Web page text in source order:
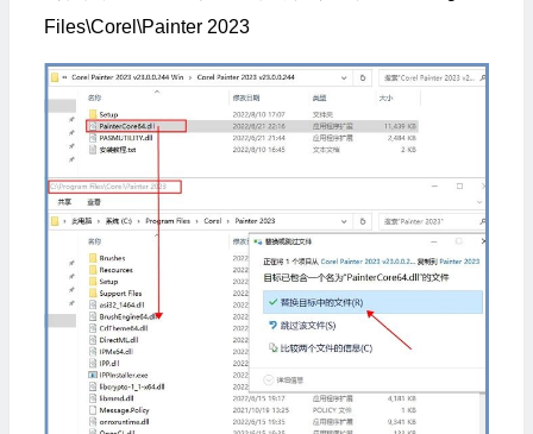
Files\Corel\Painter 2023